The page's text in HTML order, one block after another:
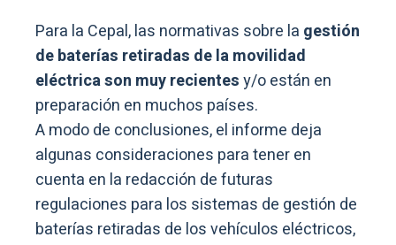
Para la Cepal, las normativas sobre la gestión
de baterías retiradas de la movilidad
eléctrica son muy recientesy/o están en
preparación en muchos países.
A modo de conclusiones, el informe deja
algunas consideraciones para tener en
cuenta en la redacción de futuras
regulaciones para los sistemas de gestión de
baterías retiradas de los vehículos eléctricos,